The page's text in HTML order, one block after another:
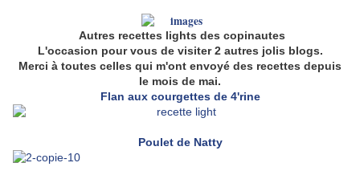
Autres recettes lights des copinautes
L'occasion pour vous de visiter 2 autres jolis blogs.
Merci à toutes celles qui m'ont envoyé des recettes depuis
le mois de mai.
Flan aux courgettes de 4'rine
Poulet de Natty